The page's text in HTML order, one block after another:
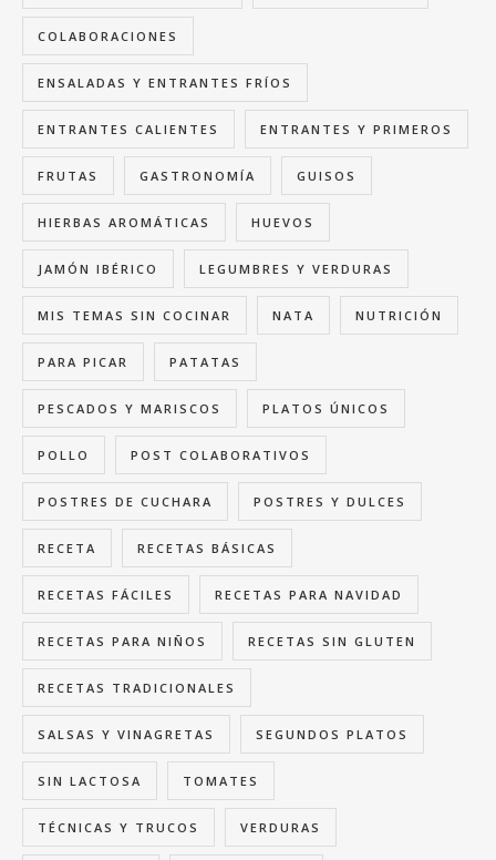
COLABORACIONES
ENSALADAS Y ENTRANTES FRÍOS
ENTRANTES CALIENTES ENTRANTES Y PRIMEROS
FRUTAS GASTRONOMÍA GUISOS
HIERBAS AROMÁTICAS HUEVOS
JAMÓN IBÉRICO LEGUMBRES Y VERDURAS
MIS TEMAS SIN COCINAR NATA NUTRICIÓN
PARA PICAR PATATAS
PESCADOS Y MARISCOS PLATOS ÚNICOS
POLLO POST COLABORATIVOS
POSTRES DE CUCHARA POSTRES Y DULCES
RECETA RECETAS BÁSICAS
RECETAS FÁCILES RECETAS PARA NAVIDAD
RECETAS PARA NIÑOS RECETAS SIN GLUTEN
RECETAS TRADICIONALES
SALSAS Y VINAGRETAS SEGUNDOS PLATOS
SIN LACTOSA TOMATES
TÉCNICAS Y TRUCOS VERDURAS